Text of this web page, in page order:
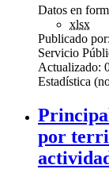
Datos en
xlsx
Publicado por:
Servicio
Actualizado:
Estadística
por